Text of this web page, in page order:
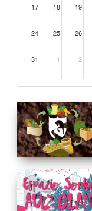
17 18 19
24 25 26
31 1 2